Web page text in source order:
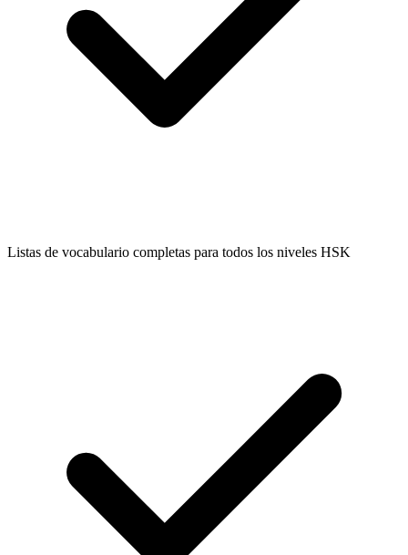
Listas de vocabulario completas para todos los niveles HSK